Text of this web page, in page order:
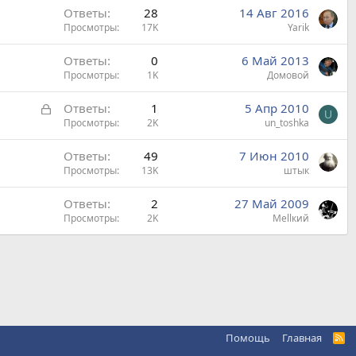
Ответы 28
Просмотры 17K
14 Авг 2016
Yarik
Ответы 0
Просмотры 1K
6 Май 2013
Домовой
З
к
т
Ответы 1
Просмотры 2K
5 Апр 2010
un_toshka
U
Ответы 49
Просмотры 13K
7 Июн 2010
штык
Ответы 2
Просмотры 2K
27 Май 2009
Меllкий
Помощь Главная
R